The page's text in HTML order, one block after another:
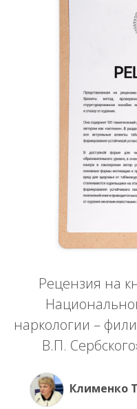
Рецензия на
наркологии –
В.П.
Клименко